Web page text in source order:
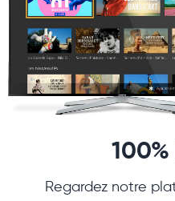
Regardez notre